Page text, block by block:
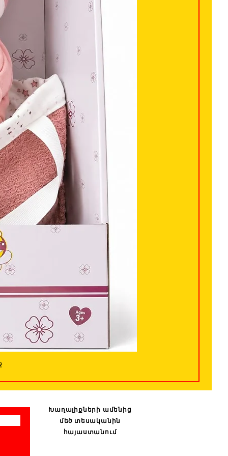
Խաղալիքների ամենից
մեծ տեսականին
հայաստանում